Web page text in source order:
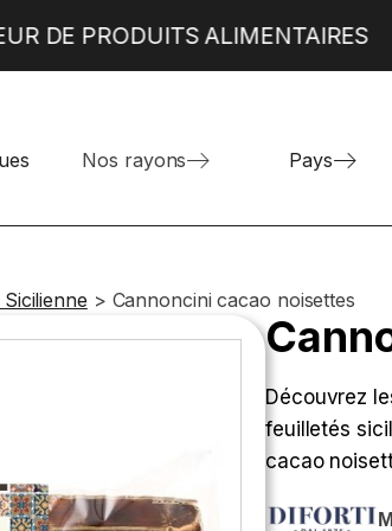
DE PRODUITS ALIMENTAIRES
TRAITEUR
Donuts
Produits alimentaires espagnols
Nos rayons Pays
> Cannoncini cacao noisettes
Découvrez
feuilletés
cacao